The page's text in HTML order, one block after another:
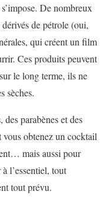
De nombreux
de pétrole (oui,
qui créent un film
Ces produits peuvent
le long terme, ils ne
sèches.
parabènes et des
vous obtenez un cocktail
mais aussi pour
l’essentiel, tout
tout prévu.